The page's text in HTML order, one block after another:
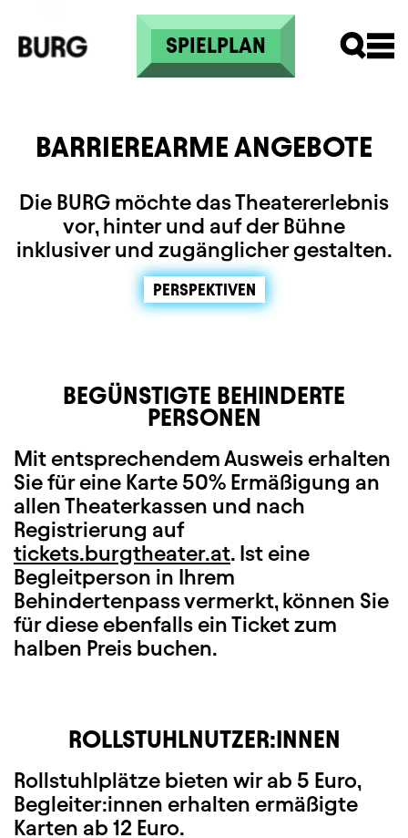
Direkt zum Inhalt
SPIELPLAN
BARRIEREARME ANGEBOTE
Die BURG möchte das Theatererlebnis
vor, hinter und auf der Bühne
inklusiver und zugänglicher gestalten.
PERSPEKTIVEN
BEGÜNSTIGTE BEHINDERTE
PERSONEN
Mit entsprechendem Ausweis erhalten
Sie für eine Karte 50% Ermäßigung an
allen Theaterkassen und nach
Registrierung auf
tickets.burgtheater.at. Ist eine
Begleitperson in Ihrem
Behindertenpass vermerkt, können Sie
für diese ebenfalls ein Ticket zum
halben Preis buchen.
ROLLSTUHLNUTZER:INNEN
Rollstuhlplätze bieten wir ab 5 Euro,
Begleiter:innen erhalten ermäßigte
Karten ab 12 Euro.